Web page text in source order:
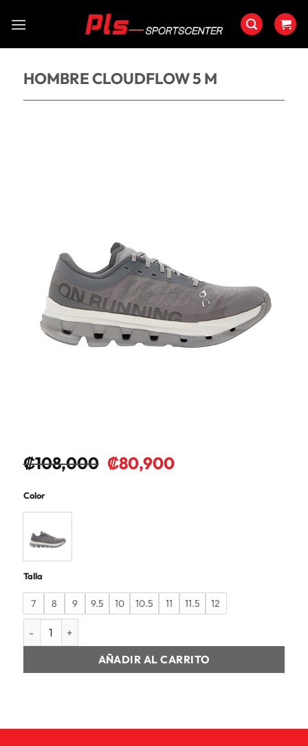
HOMBRE CLOUDFLOW 5 M
₡108,000 ₡80,900
Color
Talla
7 8 9 9.5 10 10.5 11 11.5
12
HOMBRE CLOUDFLOW 5 M cantidad
AÑADIR AL CARRITO